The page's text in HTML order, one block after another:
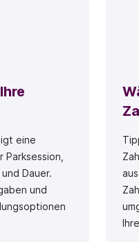
eine
Parksession,
Dauer.
und